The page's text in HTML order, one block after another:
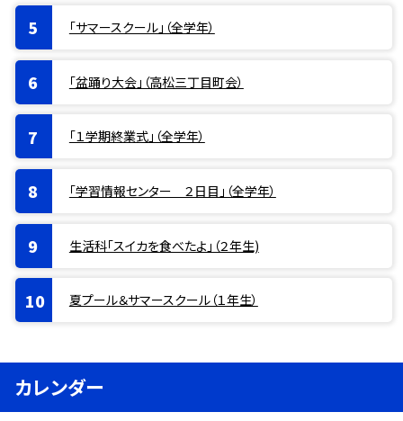
「サマースクール」（全学年）
「盆踊り大会」（高松三丁目町会）
「１学期終業式」（全学年）
「学習情報センター ２日目」（全学年）
生活科「スイカを食べたよ」（２年生)
夏プール＆サマースクール（１年生）
カレンダー